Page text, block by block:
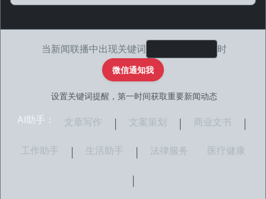
当新闻联播中出现关键词 时
微信通知我
设置关键词提醒，第一时间获取重要新闻动态
AI助手： 文章写作 文案策划 商业文书
工作助手 生活助手 法律服务 医疗健康